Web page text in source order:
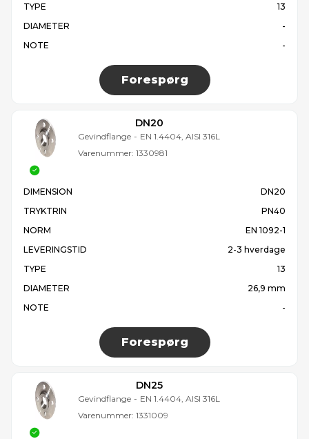
TYPE
13
DIAMETER
-
NOTE
-
Forespørg
DN20
Gevindflange - EN 1.4404, AISI 316L
Varenummer: 1330981
DIMENSION
DN20
TRYKTRIN
PN40
NORM
EN 1092-1
LEVERINGSTID
2-3 hverdage
TYPE
13
DIAMETER
26,9 mm
NOTE
-
Forespørg
DN25
Gevindflange - EN 1.4404, AISI 316L
Varenummer: 1331009